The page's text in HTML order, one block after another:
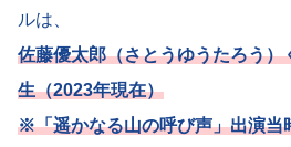
ルは、
佐藤優太郎（さとうゆうたろう）
生（2023年現在）
※「遥かなる山の呼び声」出演当